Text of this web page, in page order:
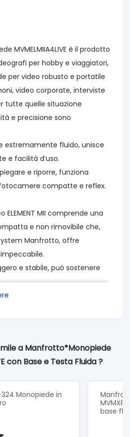
MVMELMIIA4LIVE è il prodotto
per hobby e viaggiatori,
per video robusto e portatile
video corporate, interviste
tutte quelle situazione
e precisione sono
estremamente fluido, unisce
e facilità d’uso.
e riporre, funziona
compatte e reflex.
ELEMENT MII comprende una
e non rimovibile che,
Manfrotto, offre
e stabile, può sostenere
MII è stato
kg e si piega a una lunghezza
questo kit offre davvero la
è perfetto per gli
a Manfrotto*Monopiede
con Base e Testa Fluida ?
Monopiede in
base